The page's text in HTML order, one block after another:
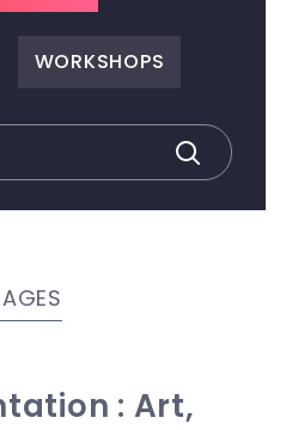
WORKSHOPS
: Art,